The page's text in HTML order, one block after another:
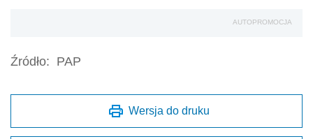
AUTOPROMOCJA
Źródło: PAP
Wersja do druku